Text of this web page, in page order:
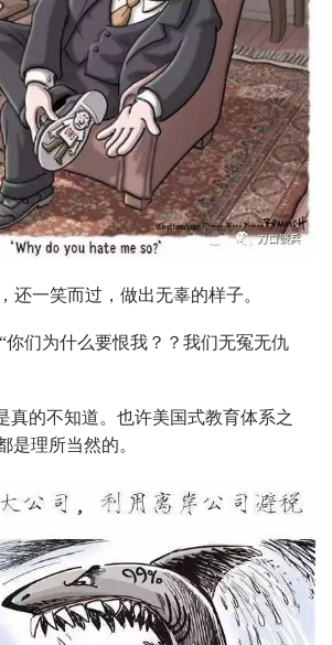
还一笑而过，做出无辜的样子。
你们为什么要恨我？？我们无冤无仇
真的不知道。也许美国式教育体系之
是理所当然的。